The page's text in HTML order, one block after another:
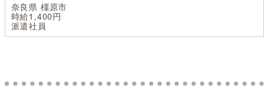
奈良県 橿原市
時給1,400円
派遣社員